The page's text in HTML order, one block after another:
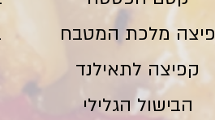
פיצה מלכת המטבח
קפיצה לתאילנד
הבישול הגלילי